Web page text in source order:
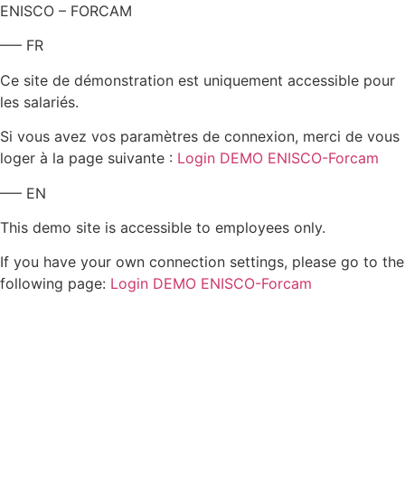
ENISCO – FORCAM
—– FR
Ce site de démonstration est uniquement accessible pour
les salariés.
Si vous avez vos paramètres de connexion, merci de vous
loger à la page suivante : Login DEMO ENISCO-Forcam
—– EN
This demo site is accessible to employees only.
If you have your own connection settings, please go to the
following page: Login DEMO ENISCO-Forcam